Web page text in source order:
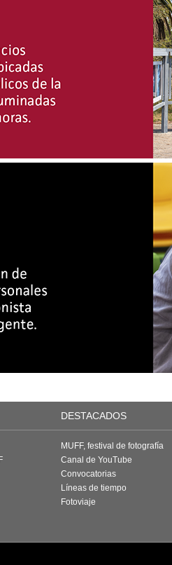
DESTACADOS
MUFF, festival de fotografía
Canal de YouTube
Convocatorias
Líneas de tiempo
Fotoviaje